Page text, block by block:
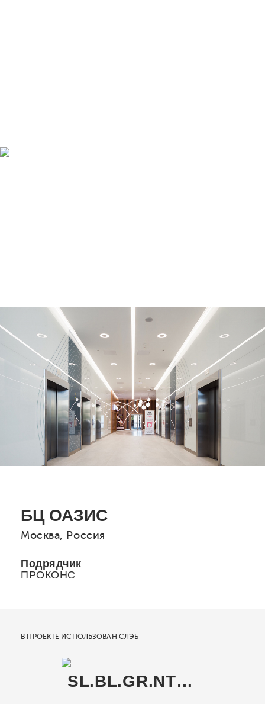
БЦ ОАЗИС
Москва, Россия
Подрядчик
ПРОКОНС
В ПРОЕКТЕ ИСПОЛЬЗОВАН СЛЭБ
SL.BL.GR.NT RU